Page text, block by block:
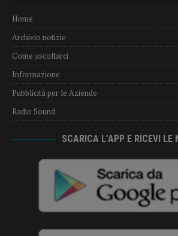
Home
Archivio notizie
Come ascoltarci
Informazione
Pubblicità per le Aziende
Radio Sound
SCARICA L’APP E RICEVI LE